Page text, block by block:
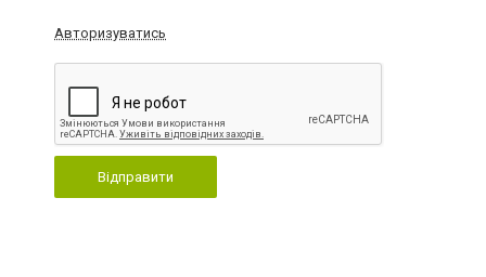
Авторизуватись
Відправити